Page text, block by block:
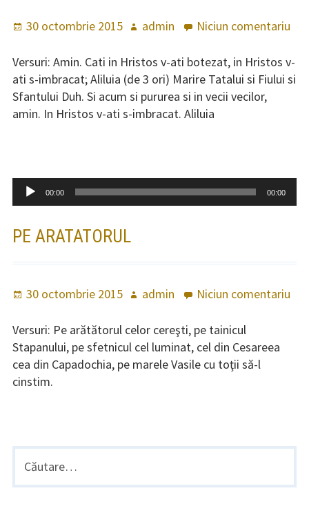
Publicat
30 octombrie 2015 Autoradmin Niciun comentariu
în
Versuri: Amin. Cati in Hristos v-ati botezat, in Hristos v-
ati s-imbracat; Aliluia (de 3 ori) Marire Tatalui si Fiului si
Sfantului Duh. Si acum si pururea si in vecii vecilor,
amin. In Hristos v-ati s-imbracat. Aliluia
Player
audio
00:00 00:00
PE ARATATORUL
Publicat
30 octombrie 2015 Autoradmin Niciun comentariu
Versuri: Pe arătătorul celor cereşti, pe tainicul
Stapanului, pe sfetnicul cel luminat, cel din Cesareea
cea din Capadochia, pe marele Vasile cu toţii să-l
cinstim.
BARA
LATERALĂ
după: